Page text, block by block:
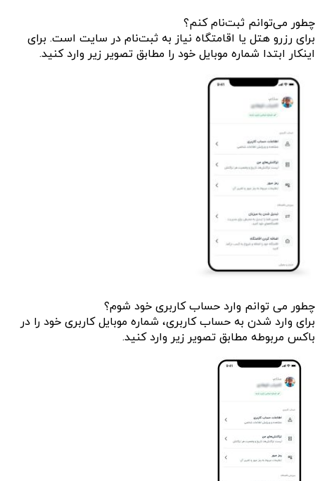
چطور می‌توانم ثبت‌نام کنم؟
برای رزرو هتل یا اقامتگاه نیاز به ثبت‌نام در سایت است. برای
اینکار ابتدا شماره موبایل خود را مطابق تصویر زیر وارد کنید.
چطور می توانم وارد حساب کاربری خود شوم؟
برای وارد شدن به حساب کاربری، شماره موبایل کاربری خود را در
باکس مربوطه مطابق تصویر زیر وارد کنید.